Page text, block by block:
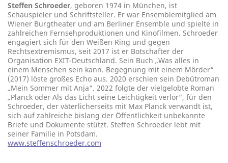
Steffen Schroeder, geboren 1974 in München, ist
Schauspieler und Schriftsteller. Er war Ensemblemitglied am
Wiener Burgtheater und am Berliner Ensemble und spielte in
zahlreichen Fernsehproduktionen und Kinofilmen. Schroeder
engagiert sich für den Weißen Ring und gegen
Rechtsextremismus, seit 2017 ist er Botschafter der
Organisation EXIT-Deutschland. Sein Buch „Was alles in
einem Menschen sein kann. Begegnung mit einem Mörder“
(2017) löste großes Echo aus. 2020 erschien sein Debütroman
„Mein Sommer mit Anja“. 2022 folgte der vielgelobte Roman
„Planck oder Als das Licht seine Leichtigkeit verlor“, für den
Schroeder, der väterlicherseits mit Max Planck verwandt ist,
sich auf zahlreiche bislang der Öffentlichkeit unbekannte
Briefe und Dokumente stützt. Steffen Schroeder lebt mit
seiner Familie in Potsdam.
www.steffenschroeder.com